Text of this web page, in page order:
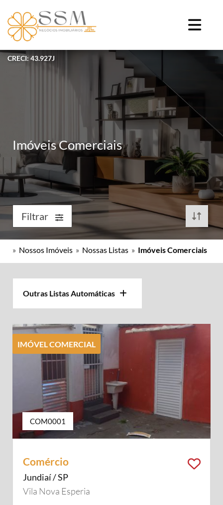
CRECI: 43.927J
Imóveis Comerciais
Filtrar
» Nossos Imóveis » Nossas Listas » Imóveis Comerciais
Outras Listas Automáticas
IMÓVEL COMERCIAL
COM0001
Comércio
Jundiaí / SP
Vila Nova Esperia